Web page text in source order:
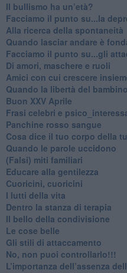
​Il bullismo ha un’età?
Facciamo il punto su...la
​Alla ricerca della spontaneità
​Quando lasciar andare è
Facciamo il punto su...gli
Di amori, maschere e ruoli
​Amici con cui crescere
​Quando la libertà del
Buon XXV Aprile
​Frasi celebri e
​Panchine rosso sangue
​Cosa dice il tuo corpo della
​Quando le parole uccidono
​(Falsi) miti familiari
​Educare alla gentilezza
​Cuoricini, cuoricini
I lutti della vita
​Dentro la stanza di terapia
​Il bello della condivisione
Le cose belle
​Gli stili di attaccamento
No, non puoi controllarlo!!!
​L’importanza dell’assenza